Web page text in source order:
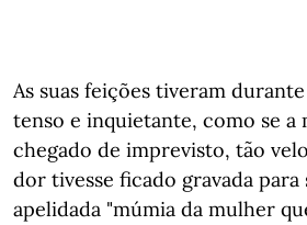
As suas feições tiveram
tenso e inquietante, como se a
chegado de imprevisto, tão
dor tivesse ficado gravada para
apelidada "múmia da mulher